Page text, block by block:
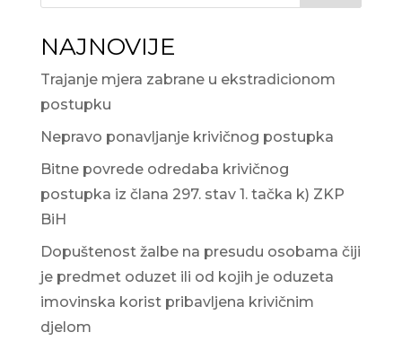
NAJNOVIJE
Trajanje mjera zabrane u ekstradicionom
postupku
Nepravo ponavljanje krivičnog postupka
Bitne povrede odredaba krivičnog
postupka iz člana 297. stav 1. tačka k) ZKP
BiH
Dopuštenost žalbe na presudu osobama čiji
je predmet oduzet ili od kojih je oduzeta
imovinska korist pribavljena krivičnim
djelom